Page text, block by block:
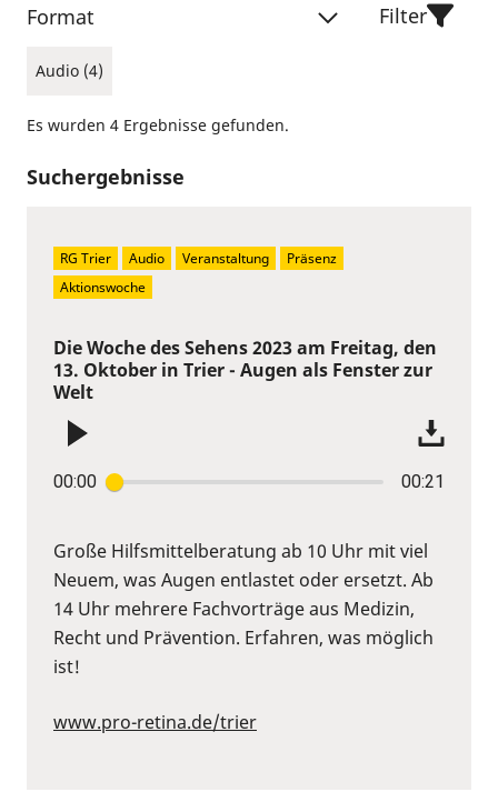
Format
Audio (4)
Filter
Es wurden 4 Ergebnisse gefunden.
Suchergebnisse
Die Woche des Sehens 2023 am Freitag, den
13. Oktober in Trier - Augen als Fenster zur
Welt
00:00 00:21
Große Hilfsmittelberatung ab 10 Uhr mit viel
Neuem, was Augen entlastet oder ersetzt. Ab
14 Uhr mehrere Fachvorträge aus Medizin,
Recht und Prävention. Erfahren, was möglich
ist!
www.pro-retina.de/trier
RG Trier Audio Veranstaltung
Präsenz
Aktionswoche